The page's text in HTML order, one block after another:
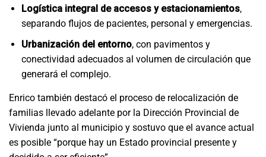
Logística integral de accesos y estacionamientos,
separando flujos de pacientes, personal y emergencias.
Urbanización del entorno, con pavimentos y
conectividad adecuados al volumen de circulación que
generará el complejo.
Enrico también destacó el proceso de relocalización de
familias llevado adelante por la Dirección Provincial de
Vivienda junto al municipio y sostuvo que el avance actual
es posible “porque hay un Estado provincial presente y